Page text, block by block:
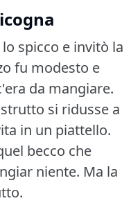
spicco e invitò la
fu modesto e
da mangiare.
si ridusse a
in un piattello.
becco che
niente. Ma la